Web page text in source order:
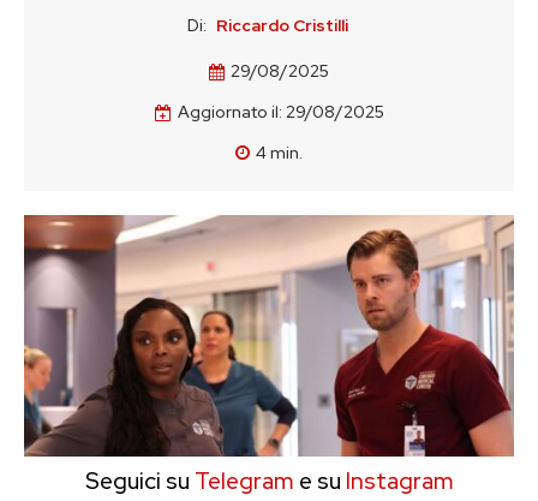
Di: Riccardo Cristilli
29/08/2025
Aggiornato il: 29/08/2025
4min.
Seguici su Telegram e su Instagram